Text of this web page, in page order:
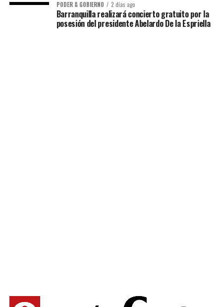
PODER & GOBIERNO 2 días ago
Barranquilla realizará concierto gratuito por la
posesión del presidente Abelardo De la Espriella